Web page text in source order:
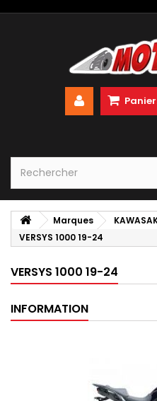
Marques
VERSYS 1000 19-24
VERSYS 1000 19-24
INFORMATION